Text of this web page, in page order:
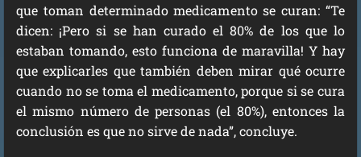
que toman determinado medicamento se curan: “Te
dicen: ¡Pero si se han curado el 80% de los que lo
estaban tomando, esto funciona de maravilla! Y hay
que explicarles que también deben mirar qué ocurre
cuando no se toma el medicamento, porque si se cura
el mismo número de personas (el 80%), entonces la
conclusión es que no sirve de nada”, concluye.